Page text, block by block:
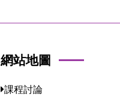
網站地圖
課程討論